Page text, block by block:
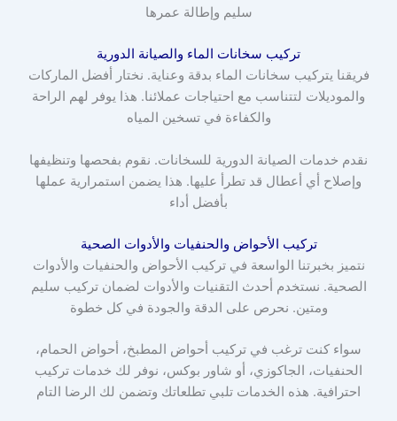
سليم وإطالة عمرها
تركيب سخانات الماء والصيانة الدورية
فريقنا يتركيب سخانات الماء بدقة وعناية. نختار أفضل الماركات
والموديلات لتتناسب مع احتياجات عملائنا. هذا يوفر لهم الراحة
والكفاءة في تسخين المياه
نقدم خدمات الصيانة الدورية للسخانات. نقوم بفحصها وتنظيفها
وإصلاح أي أعطال قد تطرأ عليها. هذا يضمن استمرارية عملها
بأفضل أداء
تركيب الأحواض والحنفيات والأدوات الصحية
نتميز بخبرتنا الواسعة في تركيب الأحواض والحنفيات والأدوات
الصحية. نستخدم أحدث التقنيات والأدوات لضمان تركيب سليم
ومتين. نحرص على الدقة والجودة في كل خطوة
سواء كنت ترغب في تركيب أحواض المطبخ، أحواض الحمام،
الحنفيات، الجاكوزي، أو شاور بوكس، نوفر لك خدمات تركيب
احترافية. هذه الخدمات تلبي تطلعاتك وتضمن لك الرضا التام